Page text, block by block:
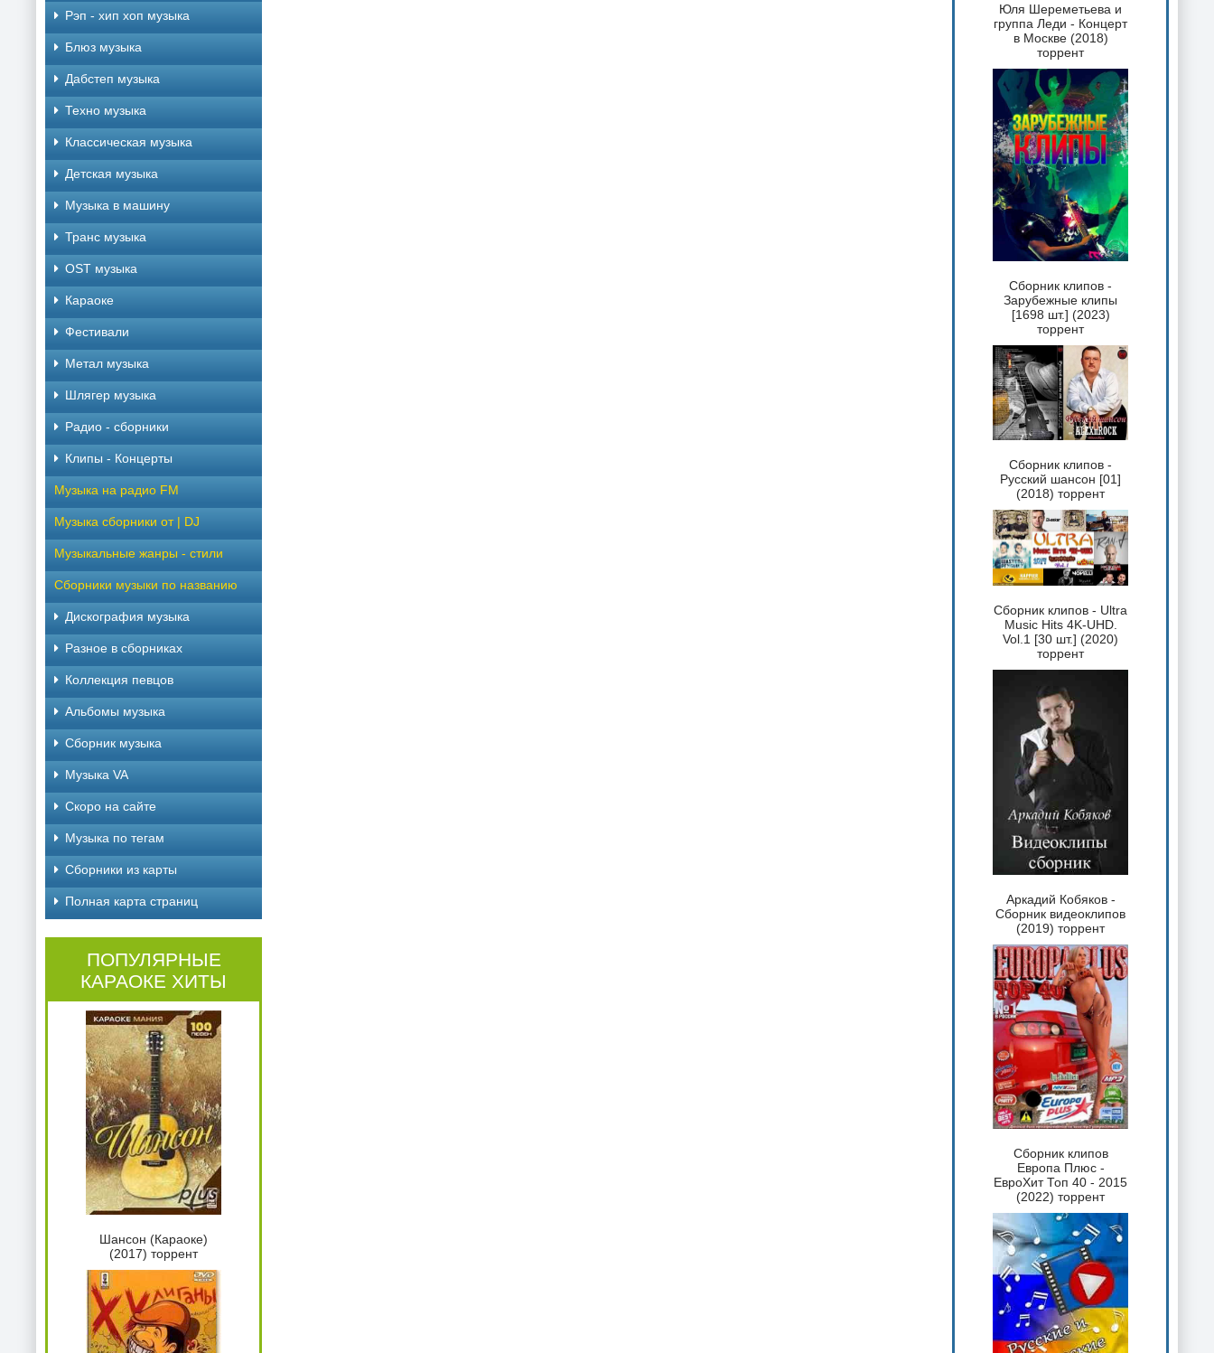
Рэп - хип хоп музыка
Блюз музыка
Дабстеп музыка
Техно музыка
Классическая музыка
Детская музыка
Музыка в машину
Транс музыка
OST музыка
Караоке
Фестивали
Метал музыка
Шлягер музыка
Радио - сборники
Клипы - Концерты
Музыка на радио FM
Музыка сборники от | DJ
Музыкальные жанры - стили
Сборники музыки по названию
Дискография музыка
Разное в сборниках
Коллекция певцов
Альбомы музыка
Сборник музыка
Музыка VA
Скоро на сайте
Музыка по тегам
Cборники из карты
Полная карта страниц
ПОПУЛЯРНЫЕ
КАРАОКЕ ХИТЫ
Шансон (Караоке)
(2017) торрент
Юля Шереметьева и
группа Леди - Концерт
в Москве (2018)
торрент
Сборник клипов -
Зарубежные клипы
[1698 шт.] (2023)
торрент
Сборник клипов -
Русский шансон [01]
(2018) торрент
Сборник клипов - Ultra
Music Hits 4K-UHD.
Vol.1 [30 шт.] (2020)
торрент
Аркадий Кобяков -
Сборник видеоклипов
(2019) торрент
Сборник клипов
Европа Плюс -
ЕвроХит Топ 40 - 2015
(2022) торрент